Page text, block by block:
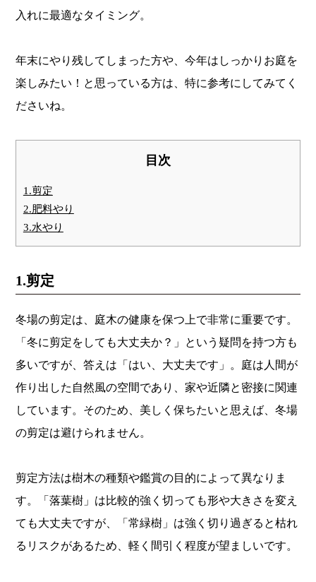
入れに最適なタイミング。
年末にやり残してしまった方や、今年はしっかりお庭を
楽しみたい！と思っている方は、特に参考にしてみてく
ださいね。
目次
1.剪定
2.肥料やり
3.水やり
1.剪定
冬場の剪定は、庭木の健康を保つ上で非常に重要です。
「冬に剪定をしても大丈夫か？」という疑問を持つ方も
多いですが、答えは「はい、大丈夫です」。庭は人間が
作り出した自然風の空間であり、家や近隣と密接に関連
しています。そのため、美しく保ちたいと思えば、冬場
の剪定は避けられません。
剪定方法は樹木の種類や鑑賞の目的によって異なりま
す。「落葉樹」は比較的強く切っても形や大きさを変え
ても大丈夫ですが、「常緑樹」は強く切り過ぎると枯れ
るリスクがあるため、軽く間引く程度が望ましいです。